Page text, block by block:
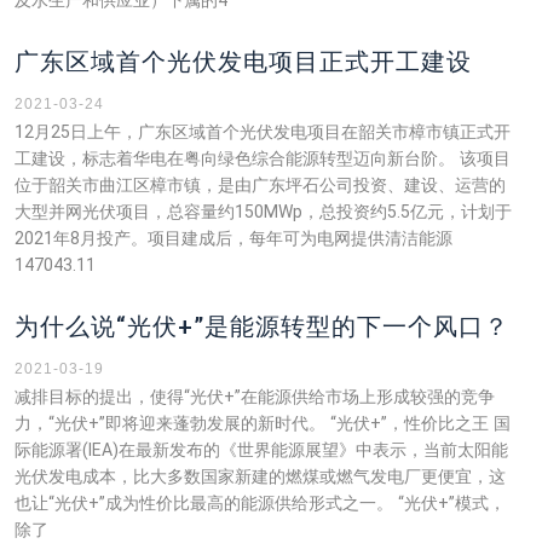
广东区域首个光伏发电项目正式开工建设
2021-03-24
12月25日上午，广东区域首个光伏发电项目在韶关市樟市镇正式开
工建设，标志着华电在粤向绿色综合能源转型迈向新台阶。 该项目
位于韶关市曲江区樟市镇，是由广东坪石公司投资、建设、运营的
大型并网光伏项目，总容量约150MWp，总投资约5.5亿元，计划于
2021年8月投产。项目建成后，每年可为电网提供清洁能源
147043.11
为什么说“光伏+”是能源转型的下一个风口？
2021-03-19
减排目标的提出，使得“光伏+”在能源供给市场上形成较强的竞争
力，“光伏+”即将迎来蓬勃发展的新时代。 “光伏+”，性价比之王 国
际能源署(IEA)在最新发布的《世界能源展望》中表示，当前太阳能
光伏发电成本，比大多数国家新建的燃煤或燃气发电厂更便宜，这
也让“光伏+”成为性价比最高的能源供给形式之一。 “光伏+”模式，
除了